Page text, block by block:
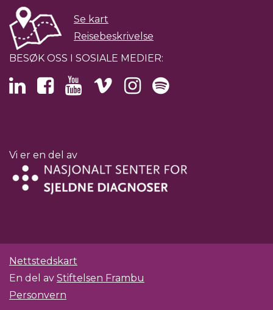
Se kart
Reisebeskrivelse
BESØK OSS I SOSIALE MEDIER:
Vi er en del av
Nettstedskart
En del av Stiftelsen Frambu
Personvern